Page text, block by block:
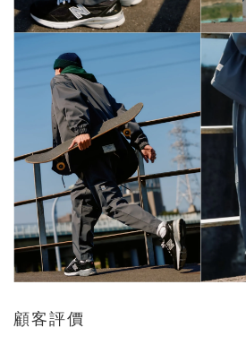
顧客評價